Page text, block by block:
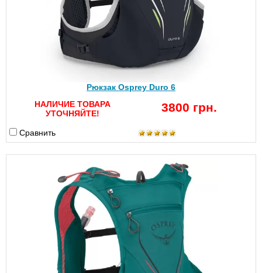
Рюкзак Osprey Duro 6
НАЛИЧИЕ ТОВАРА
УТОЧНЯЙТЕ!
3800 грн.
Сравнить